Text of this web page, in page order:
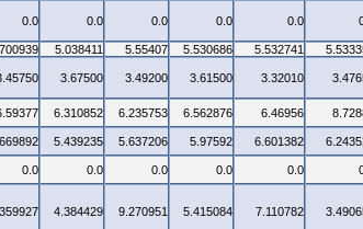
0.0 0.0 0.0 0.0 0.0
5.038411 5.55407 5.530686 5.532741
3.67500 3.49200 3.61500 3.32010
6.310852 6.235753 6.562876 6.46956
5.439235 5.637206 5.97592 6.601382
0.0 0.0 0.0 0.0 0.0
4.384429 9.270951 5.415084 7.110782